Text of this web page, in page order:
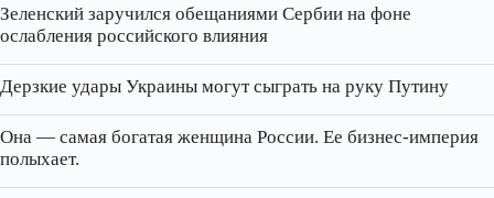
Зеленский заручился обещаниями Сербии на фоне
ослабления российского влияния
Дерзкие удары Украины могут сыграть на руку Путину
Она — самая богатая женщина России. Ее бизнес‑империя
полыхает.